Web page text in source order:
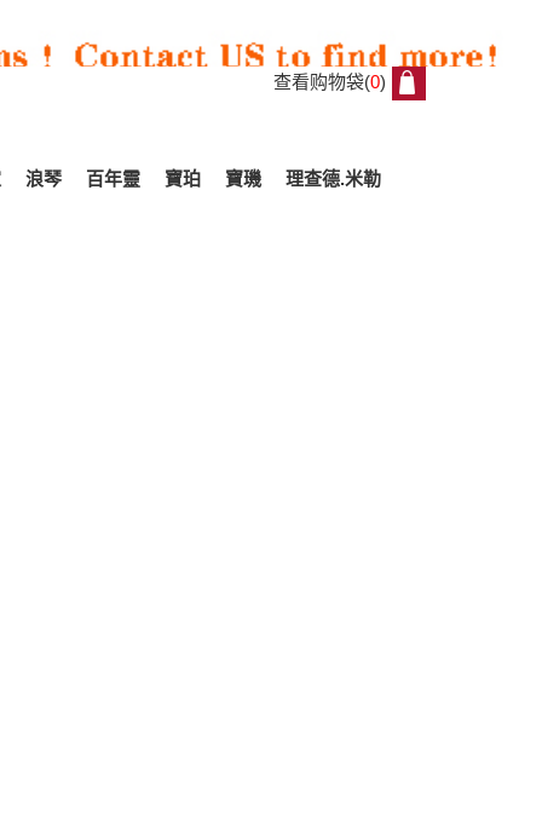
查看购物袋(0)
浪琴 百年靈 寶珀 寶璣 理查德.米勒